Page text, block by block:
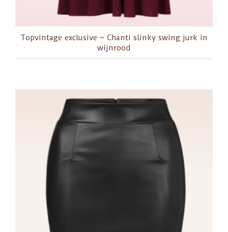
Topvintage exclusive ~ Chanti slinky swing jurk in
wijnrood